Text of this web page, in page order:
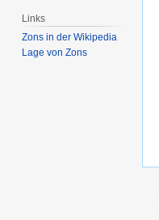
Links
Zons in der Wikipedia
Lage von Zons